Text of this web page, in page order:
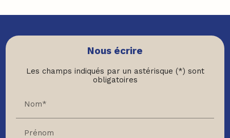
Nous écrire
Les champs indiqués par un astérisque (*) sont
obligatoires
Nom*
Prénom